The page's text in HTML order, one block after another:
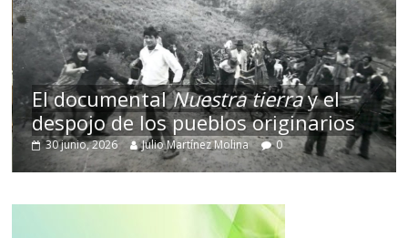
El documentalNuestra tierray el
despojo de los pueblos originarios
30 junio, 2026 Julio Martínez Molina 0